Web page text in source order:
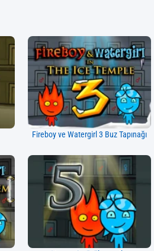
Fireboy ve Watergirl 3 Buz Tapınağı